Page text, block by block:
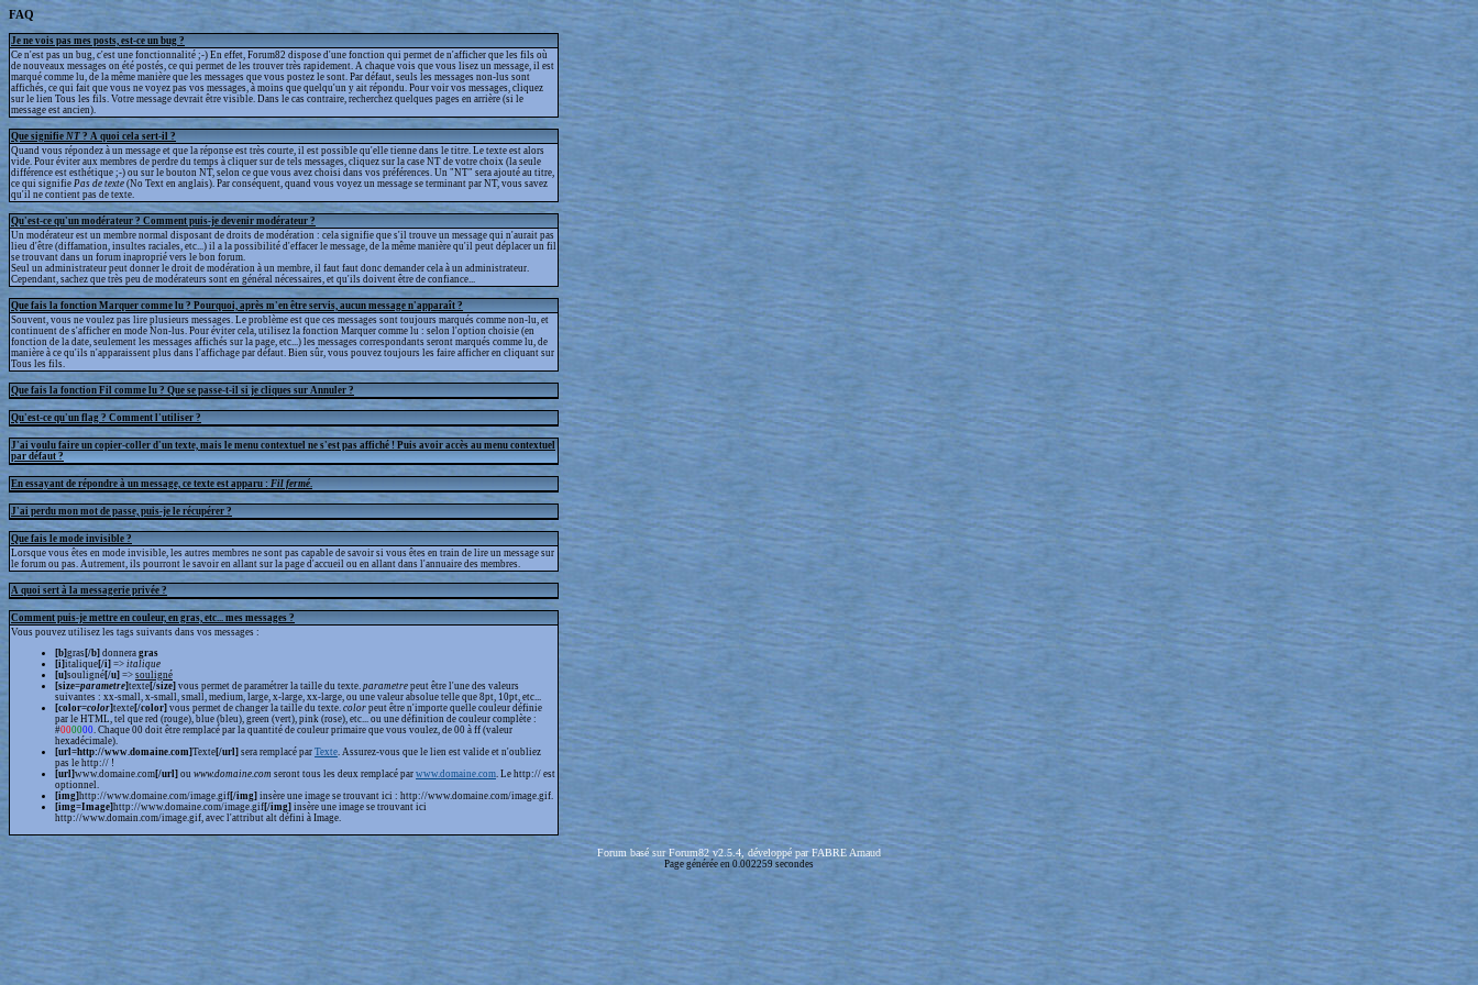
FAQ
Je ne vois pas mes posts, est-ce un bug ?
Ce n'est pas un bug, c'est une fonctionnalité ;-) En effet, Forum82 dispose d'une fonction qui permet de n'afficher que les fils où
de nouveaux messages on été postés, ce qui permet de les trouver très rapidement. A chaque vois que vous lisez un message, il est
marqué comme lu, de la même manière que les messages que vous postez le sont. Par défaut, seuls les messages non-lus sont
affichés, ce qui fait que vous ne voyez pas vos messages, à moins que quelqu'un y ait répondu. Pour voir vos messages, cliquez
sur le lien Tous les fils. Votre message devrait être visible. Dans le cas contraire, recherchez quelques pages en arrière (si le
message est ancien).
Que signifie NT ? A quoi cela sert-il ?
Quand vous répondez à un message et que la réponse est très courte, il est possible qu'elle tienne dans le titre. Le texte est alors
vide. Pour éviter aux membres de perdre du temps à cliquer sur de tels messages, cliquez sur la case NT de votre choix (la seule
différence est esthétique ;-) ou sur le bouton NT, selon ce que vous avez choisi dans vos préférences. Un "NT" sera ajouté au titre,
ce qui signifie Pas de texte (No Text en anglais). Par conséquent, quand vous voyez un message se terminant par NT, vous savez
qu'il ne contient pas de texte.
Qu'est-ce qu'un modérateur ? Comment puis-je devenir modérateur ?
Un modérateur est un membre normal disposant de droits de modération : cela signifie que s'il trouve un message qui n'aurait pas
lieu d'être (diffamation, insultes raciales, etc...) il a la possibilité d'effacer le message, de la même manière qu'il peut déplacer un fil
se trouvant dans un forum inaproprié vers le bon forum.
Seul un administrateur peut donner le droit de modération à un membre, il faut faut donc demander cela à un administrateur.
Cependant, sachez que très peu de modérateurs sont en général nécessaires, et qu'ils doivent être de confiance...
Que fais la fonction Marquer comme lu ? Pourquoi, après m'en être servis, aucun message n'apparaît ?
Souvent, vous ne voulez pas lire plusieurs messages. Le problème est que ces messages sont toujours marqués comme non-lu, et
continuent de s'afficher en mode Non-lus. Pour éviter cela, utilisez la fonction Marquer comme lu : selon l'option choisie (en
fonction de la date, seulement les messages affichés sur la page, etc...) les messages correspondants seront marqués comme lu, de
manière à ce qu'ils n'apparaissent plus dans l'affichage par défaut. Bien sûr, vous pouvez toujours les faire afficher en cliquant sur
Tous les fils.
Que fais la fonction Fil comme lu ? Que se passe-t-il si je cliques sur Annuler ?
Qu'est-ce qu'un flag ? Comment l'utiliser ?
J'ai voulu faire un copier-coller d'un texte, mais le menu contextuel ne s'est pas affiché ! Puis avoir accès au menu contextuel
par défaut ?
En essayant de répondre à un message, ce texte est apparu : Fil fermé
J'ai perdu mon mot de passe, puis-je le récupérer ?
Que fais le mode invisible ?
Lorsque vous êtes en mode invisible, les autres membres ne sont pas capable de savoir si vous êtes en train de lire un message sur
le forum ou pas. Autrement, ils pourront le savoir en allant sur la page d'accueil ou en allant dans l'annuaire des membres.
A quoi sert à la messagerie privée ?
Comment puis-je mettre en couleur, en gras, etc... mes messages ?
Vous pouvez utilisez les tags suivants dans vos messages :
[b]gras[/b] donnera gras
[i]italique[/i] => italique
[u]souligné[/u] => souligné
[size=parametre]texte[/size] vous permet de paramétrer la taille du texte. parametre peut être l'une des valeurs
suivantes : xx-small, x-small, small, medium, large, x-large, xx-large, ou une valeur absolue telle que 8pt, 10pt, etc...
[color=color]texte[/color] vous permet de changer la taille du texte. color peut être n'importe quelle couleur définie
par le HTML, tel que red (rouge), blue (bleu), green (vert), pink (rose), etc... ou une définition de couleur complète :
#000000 . Chaque 00 doit être remplacé par la quantité de couleur primaire que vous voulez, de 00 à ff (valeur
hexadécimale).
[url=http://www.domaine.com]Texte[/url] sera remplacé par Texte . Assurez-vous que le lien est valide et n'oubliez
pas le http:// !
[url]www.domaine.com[/url] ou www.domaine.com seront tous les deux remplacé par www.domaine.com . Le http:// est
optionnel.
[img]http://www.domaine.com/image.gif[/img] insère une image se trouvant ici : http://www.domaine.com/image.gif.
[img=Image]http://www.domaine.com/image.gif[/img] insère une image se trouvant ici
http://www.domain.com/image.gif, avec l'attribut alt défini à Image.
Forum basé sur Forum82 v2.5.4, développé par FABRE Arnaud
Page générée en 0.002259 secondes